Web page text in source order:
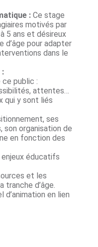
: Ce stage
motivés par
5 ans et désireux
d’âge pour adapter
dans le
:
public :
attentes…
qui y sont liés
ses
son organisation de
en fonction des
enjeux éducatifs
et les
tranche d’âge.
d’animation en lien